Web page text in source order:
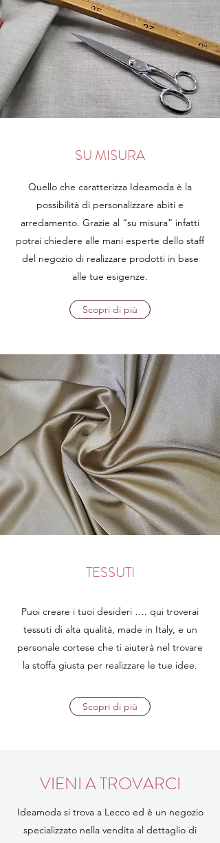
SU MISURA
Quello che caratterizza Ideamoda è la
possibilità di personalizzare abiti e
arredamento. Grazie al “su misura” infatti
potrai chiedere alle mani esperte dello staff
del negozio di realizzare prodotti in base
alle tue esigenze.
Scopri di più
TESSUTI
Puoi creare i tuoi desideri …. qui troverai
tessuti di alta qualità, made in Italy, e un
personale cortese che ti aiuterà nel trovare
la stoffa giusta per realizzare le tue idee.
Scopri di più
VIENI A TROVARCI
Ideamoda si trova a Lecco ed è un negozio
specializzato nella vendita al dettaglio di